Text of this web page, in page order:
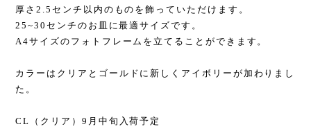
厚さ2.5センチ以内のものを飾っていただけます。
25~30センチのお皿に最適サイズです。
A4サイズのフォトフレームを立てることができます。
カラーはクリアとゴールドに新しくアイボリーが加わりまし
た。
CL（クリア）9月中旬入荷予定